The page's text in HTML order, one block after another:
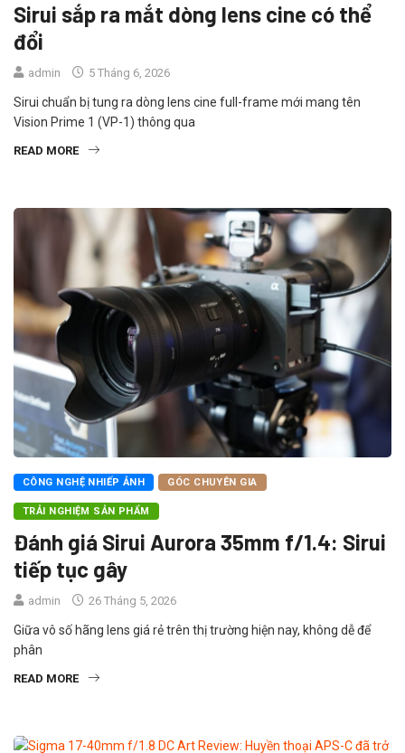
Sirui sắp ra mắt dòng lens cine có thể
đổi
admin 5 Tháng 6, 2026
Sirui chuẩn bị tung ra dòng lens cine full-frame mới mang tên
Vision Prime 1 (VP-1) thông qua
READ MORE
CÔNG NGHỆ NHIẾP ẢNH GÓC CHUYÊN GIA
TRẢI NGHIỆM SẢN PHẨM
Đánh giá Sirui Aurora 35mm f/1.4: Sirui
tiếp tục gây
admin 26 Tháng 5, 2026
Giữa vô số hãng lens giá rẻ trên thị trường hiện nay, không dễ để
phân
READ MORE